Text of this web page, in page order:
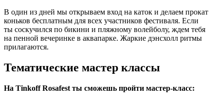
В один из дней мы открываем вход на каток и делаем прокат
коньков бесплатным для всех участников фестиваля. Если
ты соскучился по бикини и пляжному волейболу, ждем тебя
на пенной вечеринке в аквапарке. Жаркие дэнсхолл ритмы
прилагаются.
Тематические мастер классы
На Tinkoff Rosafest ты сможешь пройти мастер-класс: